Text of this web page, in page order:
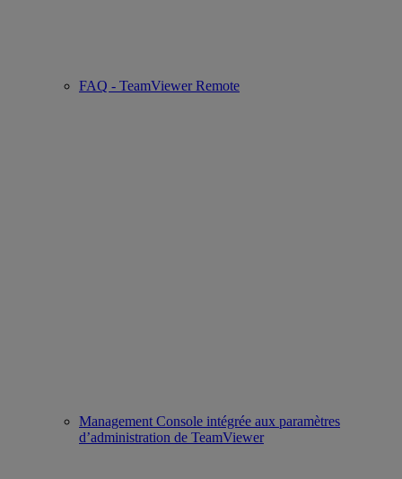
FAQ - TeamViewer Remote
Management Console intégrée aux paramètres
d’administration de TeamViewer